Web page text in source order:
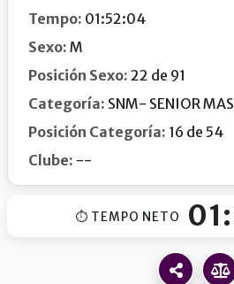
Tempo: 01:52:04
Sexo: M
Posición Sexo: 22 de 91
Categoría: SNM- SENIOR
Posición Categoría: 16 de 54
Clube: --
⏱ TEMPO NETO